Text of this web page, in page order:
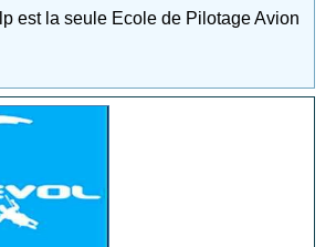
est la seule Ecole de Pilotage Avion